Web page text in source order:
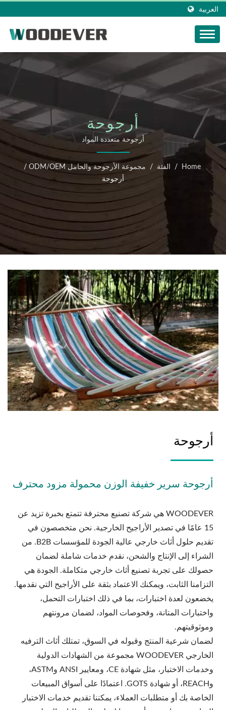
العربية
أرجوحة
أرجوحة متعددة المواد
Home
/ الفئة / مجموعة الأرجوحة والحامل ODM/OEM
/
أرجوحة
أرجوحة
أرجوحة سرير خفيفة الوزن محمولة مزود محترف
WOODEVER هي شركة تصنيع محترفة تتمتع بخبرة تزيد عن
15 عامًا في تصدير الأراجيح الخارجية. نحن متخصصون في
تقديم حلول أثاث خارجي عالية الجودة للمؤسسات B2B. من
الشراء إلى الإنتاج والشحن، نقدم خدمات شاملة لضمان
حصولك على تجربة تصنيع أثاث خارجي متكاملة. الجودة هي
التزامنا الثابت، ويمكنك الاعتماد بثقة على الأراجيح التي نقدمها.
يخضعون لعدة اختبارات، بما في ذلك اختبارات التحمل،
واختبارات المتانة، وفحوصات المواد، لضمان مرونتهم
وموثوقيتهم.
لضمان شرعية المنتج وقبوله في السوق، تمتلك أثاث الترفيه
الخارجي WOODEVER مجموعة من الشهادات الدولية
وخدمات الاختبار، مثل شهادة CE، ومعايير ANSI وASTM،
وREACH، أو شهادة GOTS. اعتمادًا على أسواق المبيعات
الخاصة بك أو متطلبات العملاء، يمكننا تقديم خدمات الاختبار